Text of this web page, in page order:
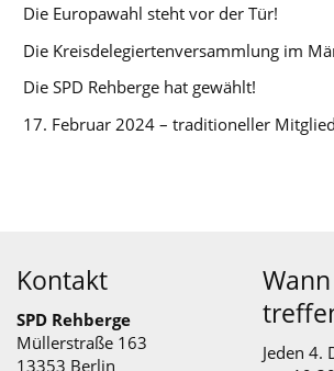
Die Europawahl steht vor der Tür!
Die Kreisdelegiertenversammlung im
Die SPD Rehberge hat gewählt!
17. Februar 2024 – traditioneller
Kontakt
SPD Rehberge
Müllerstraße 163
13353 Berlin
Jeden 4.